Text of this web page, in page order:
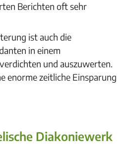
Berichten oft sehr
ist auch die
in einem
und auszuwerten.
enorme zeitliche Einsparung
Diakoniewerk